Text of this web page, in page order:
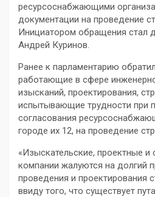
ресурсоснабжающими
документации на проведение
Инициатором обращения стал
Андрей Куринов.
Ранее к парламентарию
работающие в сфере
изысканий, проектирования,
испытывающие трудности при
согласования
городе их 12, на проведение
«Изыскательские, проектные и
компании жалуются на долгий
проведения и проектирования
ввиду того, что существует